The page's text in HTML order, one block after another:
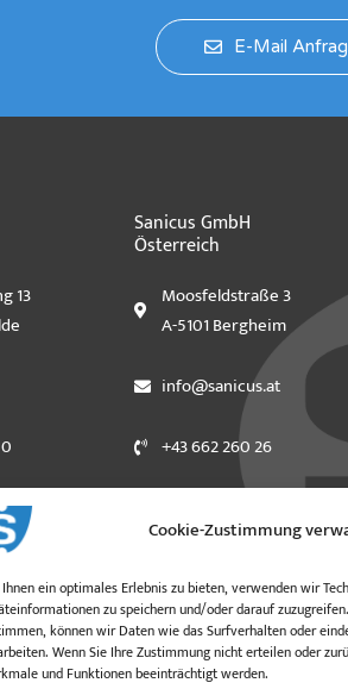
Cookie-Zustimmung
ein optimales Erlebnis zu bieten, verwenden wir
zu speichern und/oder darauf
können wir Daten wie das Surfverhalten oder
Wenn Sie Ihre Zustimmung nicht erteilen oder
und Funktionen beeinträchtigt werden.
E-Mail
13
Sanicus GmbH
Österreich
Moosfeldstraße 3
A-5101 Bergheim
info@sanicus.at
+43 662 260 26